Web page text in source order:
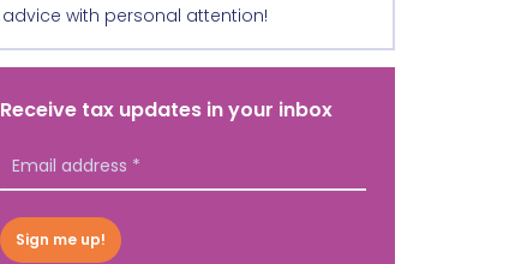
advice with personal attention!
Receive tax updates in your inbox
Sign me up!